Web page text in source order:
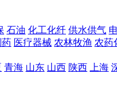
石油 化工化纤 供水供气
药 医疗器械 农林牧渔 农药
青海 山东 山西 陕西 上海